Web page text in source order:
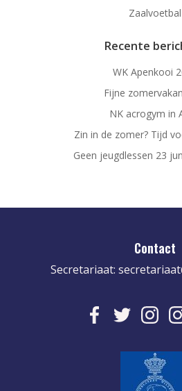
Zaalvoetbal
Recente
WK Apenkooi
Fijne
NK acrogym in
Zin in de zomer? Tijd
Geen jeugdlessen 23
Contact
Secretariaat: